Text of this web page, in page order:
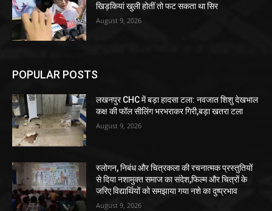
खिड़कियां खुली होतीं तो फट सकता था सिर
August 9, 2026
POPULAR POSTS
लखनपुर CHC में बड़ा हादसा टला: नवजात शिशु देखभाल
कक्ष की फॉल सीलिंग भरभराकर गिरी,बड़ा खतरा टला
August 9, 2026
स्लोगन, निबंध और चित्रकला की रचनात्मक प्रस्तुतियों
से दिया नशामुक्त समाज का संदेश,फिल्म और चित्रों के
जरिए विद्यार्थियों को समझाया गया नशे का दुष्प्रभाव
August 9, 2026